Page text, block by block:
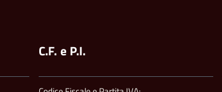
C.F. e P.I.